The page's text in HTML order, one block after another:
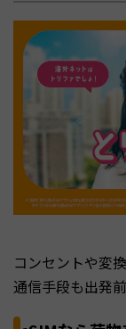
コンセントや変
通信手段も出発